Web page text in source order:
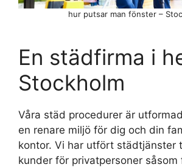
En städfirma i
Stockholm
Våra städ procedurer är
en renare miljö för dig och din
kontor. Vi har utfört städtjänster
kunder för privatpersoner såsom
hur putsar man fönster –